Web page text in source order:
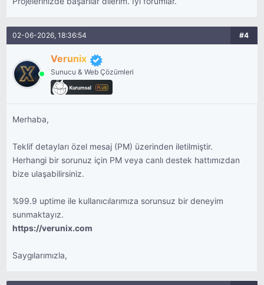
02-06-2026, 18:36:54 #4
Verunix
Sunucu & Web Çözümleri
Merhaba,
Teklif detayları özel mesaj (PM) üzerinden iletilmiştir.
Herhangi bir sorunuz için PM veya canlı destek hattımızdan
bize ulaşabilirsiniz.
%99.9 uptime ile kullanıcılarımıza sorunsuz bir deneyim
sunmaktayız.
https://verunix.com
Saygılarımızla,